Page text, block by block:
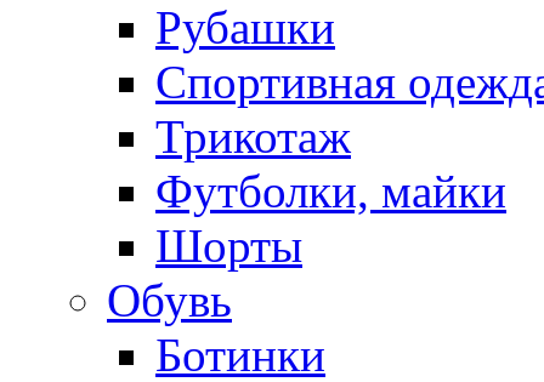
Рубашки
Спортивная
Трикотаж
Футболки, майки
Шорты
Обувь
Ботинки